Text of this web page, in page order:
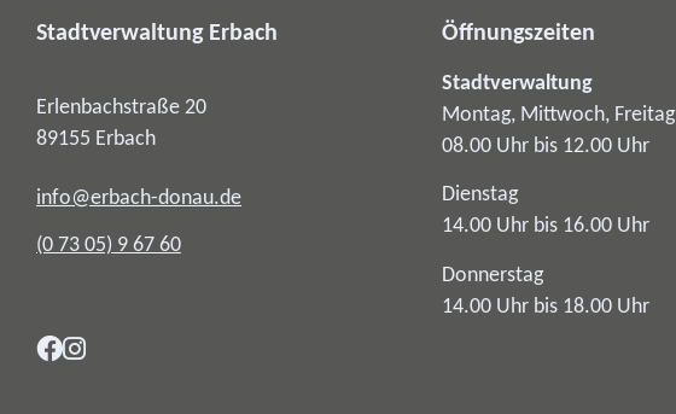
Stadtverwaltung Erbach
Erlenbachstraße 20
89155 Erbach
info@erbach-donau.de
(0 73 05) 9 67 60
Öffnungszeiten
Stadtverwaltung
Montag, Mittwoch, Freitag
08.00 Uhr bis 12.00 Uhr
Dienstag
14.00 Uhr bis 16.00 Uhr
Donnerstag
14.00 Uhr bis 18.00 Uhr